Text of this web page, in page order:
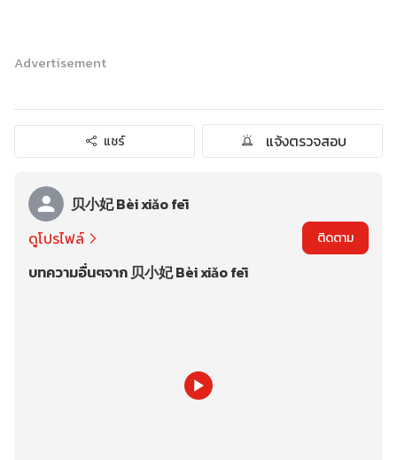
Advertisement
แชร์ แจ้งตรวจสอบ
贝小妃 Bèi xiǎo fēi
ดูโปรไฟล์
ติดตาม
บทความอื่นๆจาก 贝小妃 Bèi xiǎo fēi